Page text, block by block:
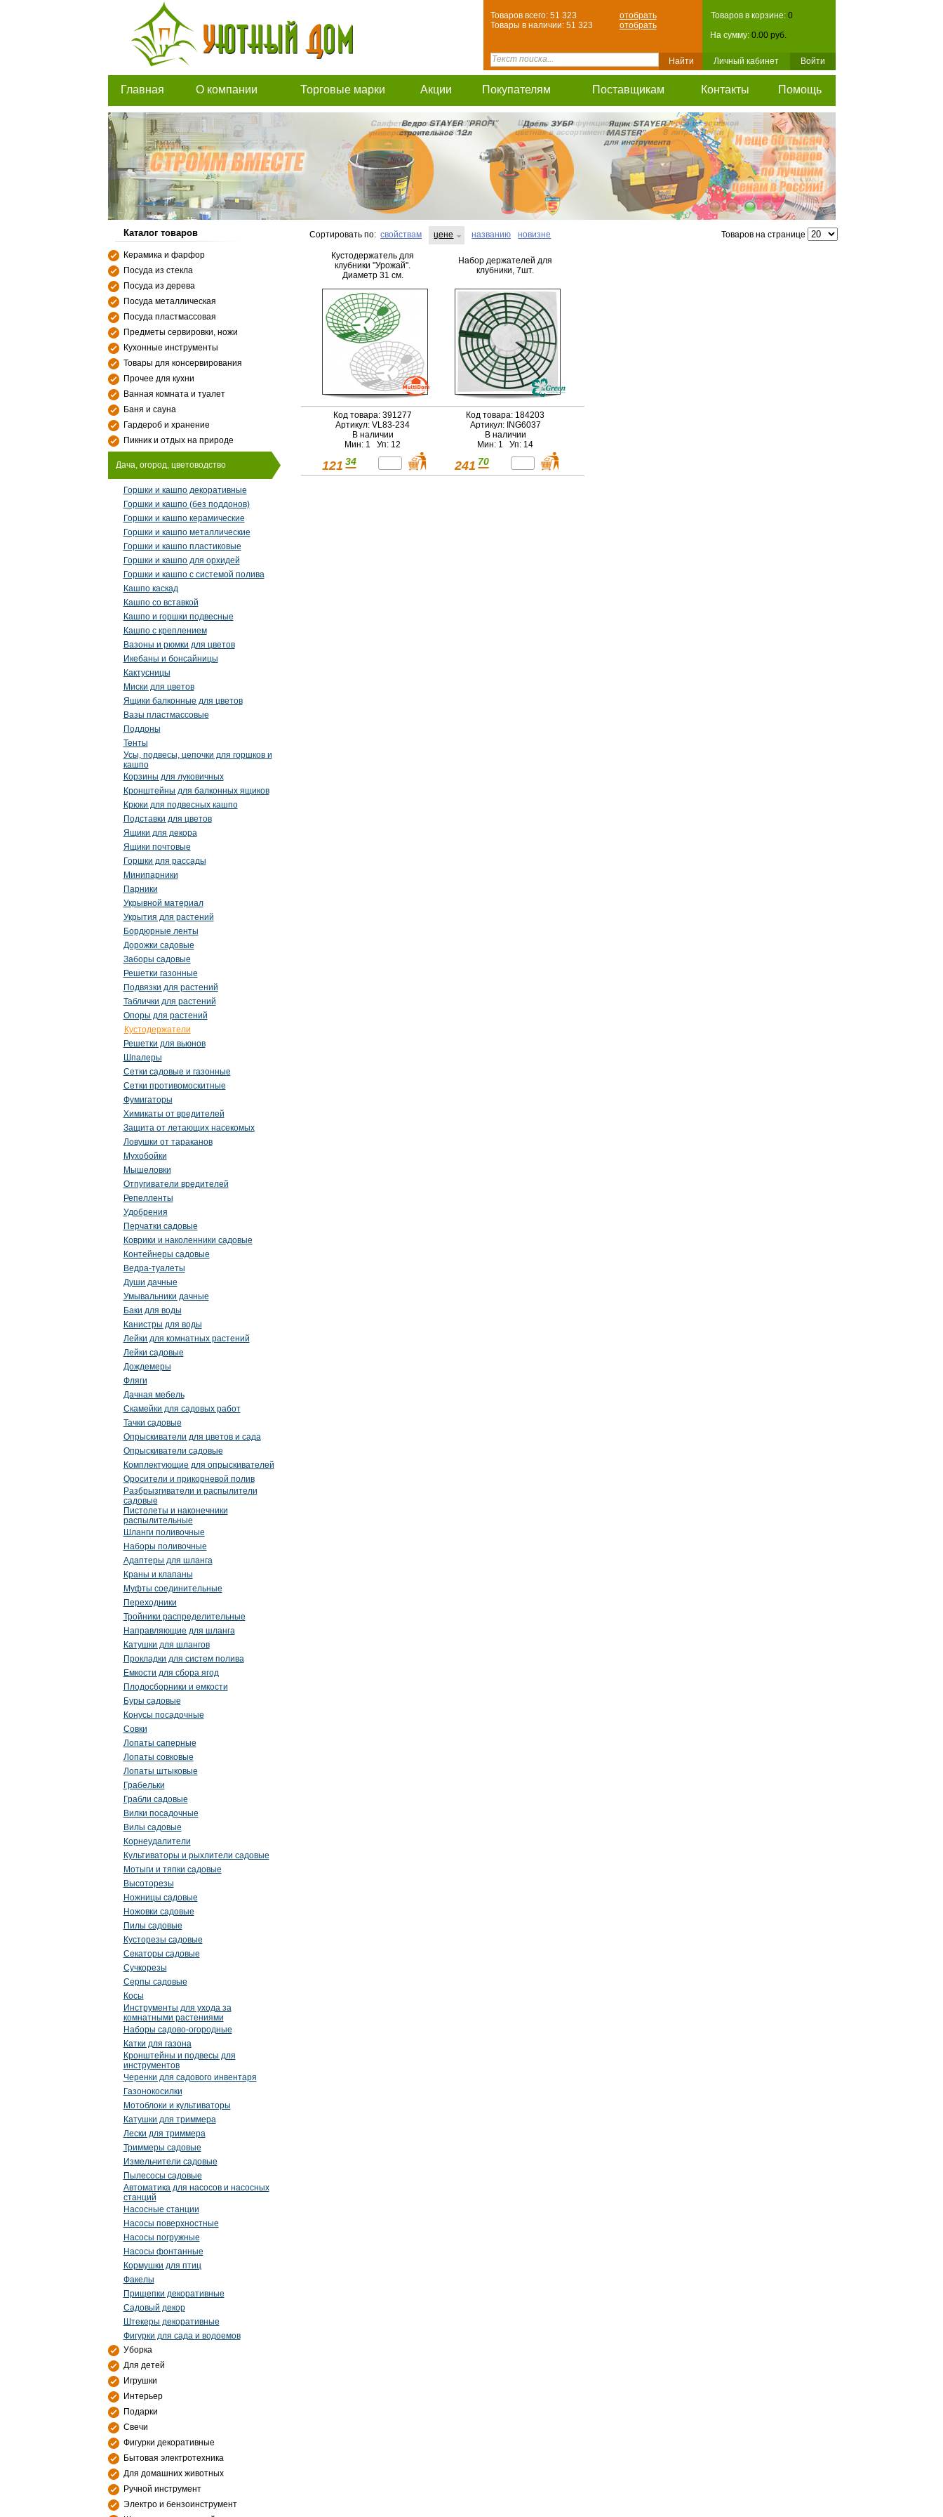
Товаров в корзине: 0
На сумму: 0.00 руб.
Личный кабинет Войти
Товаров всего: 51 323
отобрать
Товары в наличии: 51 323
отобрать
Главная О компании Торговые марки Акции Покупателям Поставщикам Контакты Помощь
Каталог товаров
Керамика и фарфор
Посуда из стекла
Посуда из дерева
Посуда металлическая
Посуда пластмассовая
Предметы сервировки, ножи
Кухонные инструменты
Товары для консервирования
Прочее для кухни
Ванная комната и туалет
Баня и сауна
Гардероб и хранение
Пикник и отдых на природе
Дача, огород, цветоводство
Горшки и кашпо декоративные
Горшки и кашпо (без поддонов)
Горшки и кашпо керамические
Горшки и кашпо металлические
Горшки и кашпо пластиковые
Горшки и кашпо для орхидей
Горшки и кашпо с системой полива
Кашпо каскад
Кашпо со вставкой
Кашпо и горшки подвесные
Кашпо с креплением
Вазоны и рюмки для цветов
Икебаны и бонсайницы
Кактусницы
Миски для цветов
Ящики балконные для цветов
Вазы пластмассовые
Поддоны
Тенты
Усы, подвесы, цепочки для горшков и
кашпо
Корзины для луковичных
Кронштейны для балконных ящиков
Крюки для подвесных кашпо
Подставки для цветов
Ящики для декора
Ящики почтовые
Горшки для рассады
Минипарники
Парники
Укрывной материал
Укрытия для растений
Бордюрные ленты
Дорожки садовые
Заборы садовые
Решетки газонные
Подвязки для растений
Таблички для растений
Опоры для растений
Кустодержатели
Решетки для вьюнов
Шпалеры
Сетки садовые и газонные
Сетки противомоскитные
Фумигаторы
Химикаты от вредителей
Защита от летающих насекомых
Ловушки от тараканов
Мухобойки
Мышеловки
Отпугиватели вредителей
Репелленты
Удобрения
Перчатки садовые
Коврики и наколенники садовые
Контейнеры садовые
Ведра-туалеты
Души дачные
Умывальники дачные
Баки для воды
Канистры для воды
Лейки для комнатных растений
Лейки садовые
Дождемеры
Фляги
Дачная мебель
Скамейки для садовых работ
Тачки садовые
Опрыскиватели для цветов и сада
Опрыскиватели садовые
Комплектующие для опрыскивателей
Оросители и прикорневой полив
Разбрызгиватели и распылители
садовые
Пистолеты и наконечники
распылительные
Шланги поливочные
Наборы поливочные
Адаптеры для шланга
Краны и клапаны
Муфты соединительные
Переходники
Тройники распределительные
Направляющие для шланга
Катушки для шлангов
Прокладки для систем полива
Емкости для сбора ягод
Плодосборники и емкости
Буры садовые
Конусы посадочные
Совки
Лопаты саперные
Лопаты совковые
Лопаты штыковые
Грабельки
Грабли садовые
Вилки посадочные
Вилы садовые
Корнеудалители
Культиваторы и рыхлители садовые
Мотыги и тяпки садовые
Высоторезы
Ножницы садовые
Ножовки садовые
Пилы садовые
Кусторезы садовые
Секаторы садовые
Сучкорезы
Серпы садовые
Косы
Инструменты для ухода за
комнатными растениями
Наборы садово-огородные
Катки для газона
Кронштейны и подвесы для
инструментов
Черенки для садового инвентаря
Газонокосилки
Мотоблоки и культиваторы
Катушки для триммера
Лески для триммера
Триммеры садовые
Измельчители садовые
Пылесосы садовые
Автоматика для насосов и насосных
станций
Насосные станции
Насосы поверхностные
Насосы погружные
Насосы фонтанные
Кормушки для птиц
Факелы
Прищепки декоративные
Садовый декор
Штекеры декоративные
Фигурки для сада и водоемов
Уборка
Для детей
Игрушки
Интерьер
Подарки
Свечи
Фигурки декоративные
Бытовая электротехника
Для домашних животных
Ручной инструмент
Электро и бензоинструмент
Сортировать по: свойствам цене названию новизне Товаров на странице
Кустодержатель для
клубники "Урожай".
Диаметр 31 см.
Код товара: 391277
Артикул: VL83-234
В наличии
Мин: 1 Уп: 12
121 34
Набор держателей для
клубники, 7шт.
Код товара: 184203
Артикул: ING6037
В наличии
Мин: 1 Уп: 14
241 70